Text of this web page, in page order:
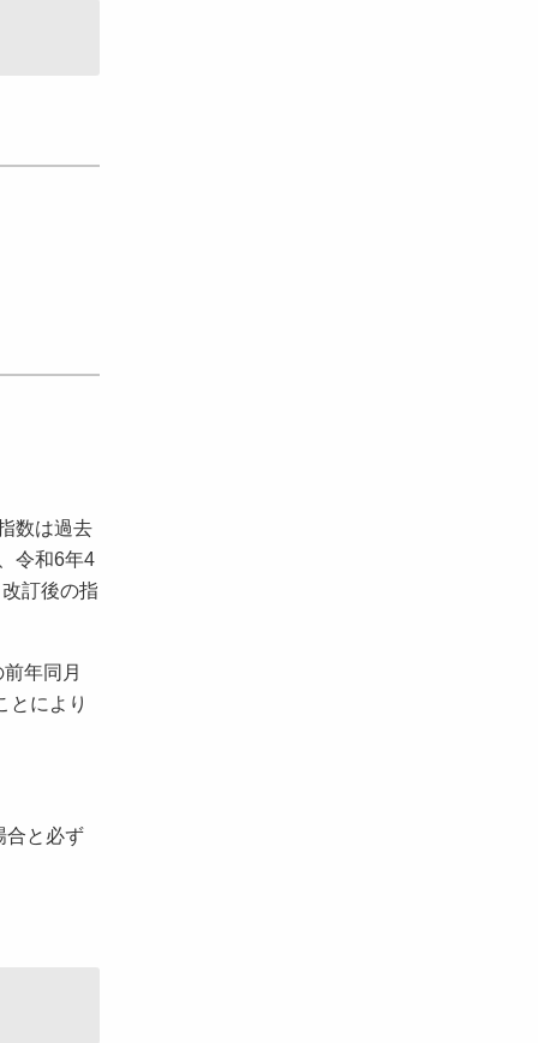
数は過去
令和6年4
訂後の指
年同月
とにより
合と必ず